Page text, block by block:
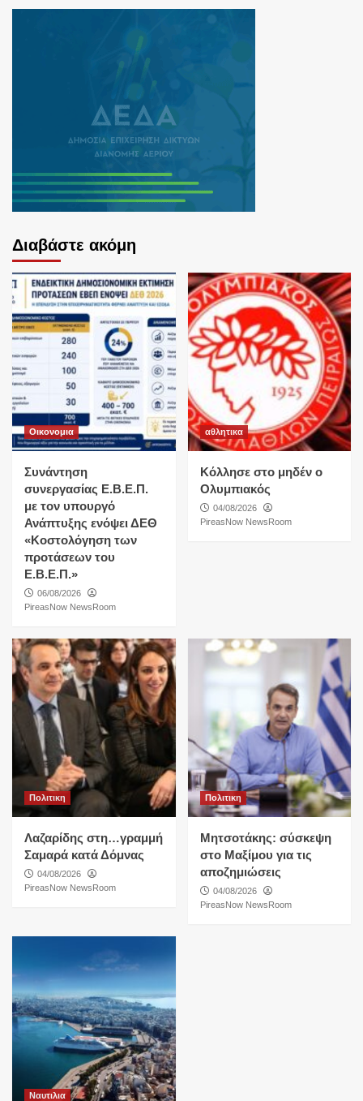
Διαβάστε ακόμη
Οικονομια
Συνάντηση
συνεργασίας Ε.Β.Ε.Π.
με τον υπουργό
Ανάπτυξης ενόψει ΔΕΘ
«Κοστολόγηση των
προτάσεων του
Ε.Β.Ε.Π.»
06/08/2026
PireasNow NewsRoom
αθλητικα
Κόλλησε στο μηδέν ο
Ολυμπιακός
04/08/2026
PireasNow NewsRoom
Πολιτικη
Λαζαρίδης στη…γραμμή
Σαμαρά κατά Δόμνας
04/08/2026
PireasNow NewsRoom
Πολιτικη
Μητσοτάκης: σύσκεψη
στο Μαξίμου για τις
αποζημιώσεις
04/08/2026
PireasNow NewsRoom
Ναυτιλια